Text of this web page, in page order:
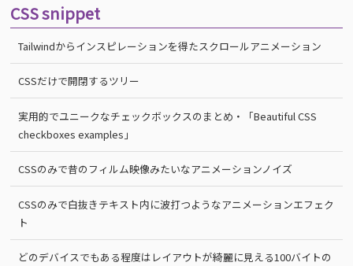
CSS snippet
Tailwindからインスピレーションを得たスクロールアニメーション
CSSだけで開閉するツリー
実用的でユニークなチェックボックスのまとめ・「Beautiful CSS
checkboxes examples」
CSSのみで昔のフィルム映像みたいなアニメーションノイズ
CSSのみで白抜きテキスト内に波打つようなアニメーションエフェク
ト
どのデバイスでもある程度はレイアウトが綺麗に見える100バイトの